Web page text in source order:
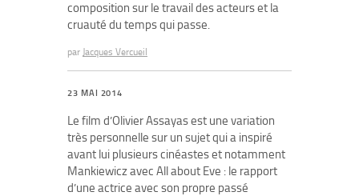
composition sur le travail des acteurs et la
cruauté du temps qui passe.
par Jacques Vercueil
23 MAI 2014
Le film d’Olivier Assayas est une variation
très personnelle sur un sujet qui a inspiré
avant lui plusieurs cinéastes et notamment
Mankiewicz avec All about Eve : le rapport
d’une actrice avec son propre passé